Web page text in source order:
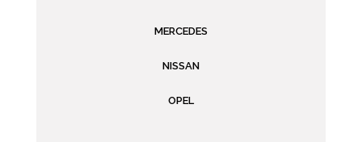
MERCEDES
NISSAN
OPEL